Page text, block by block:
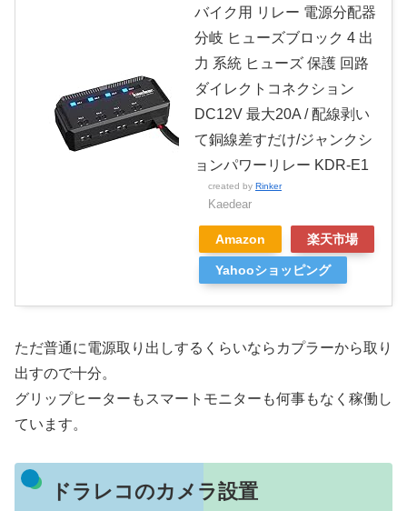
バイク用 リレー 電源分配器
分岐 ヒューズブロック 4 出
力 系統 ヒューズ 保護 回路
ダイレクトコネクション
DC12V 最大20A / 配線剥い
て銅線差すだけ/ジャンクシ
ョンパワーリレー KDR-E1
created by Rinker
Kaedear
Amazon 楽天市場
Yahooショッピング
ただ普通に電源取り出しするくらいならカプラーから取り
出すので十分。
グリップヒーターもスマートモニターも何事もなく稼働し
ています。
ドラレコのカメラ設置